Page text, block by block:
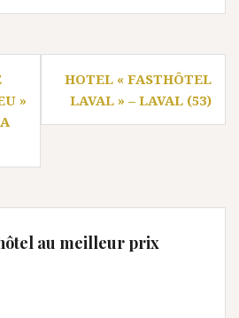
»
HOTEL « FASTHÔTEL
LAVAL » – LAVAL (53)
au meilleur prix